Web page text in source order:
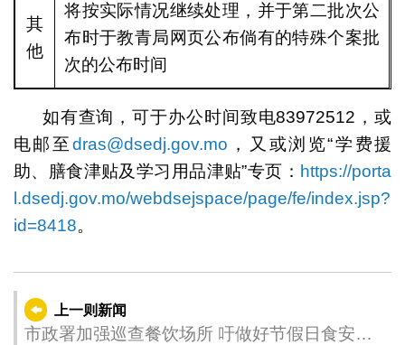
其
他
将按实际情况继续处理，并于第二批次公
布时于教青局网页公布倘有的特殊个案批
次的公布时间
如有查询，可于办公时间致电83972512，或
电邮至dras@dsedj.gov.mo ，又或浏览“学费援
助、膳食津贴及学习用品津贴”专页： https://porta
l.dsedj.gov.mo/webdsejspace/page/fe/index.jsp?
id=8418。
上一则新闻
市政署加强巡查餐饮场所 吁做好节假日食安管